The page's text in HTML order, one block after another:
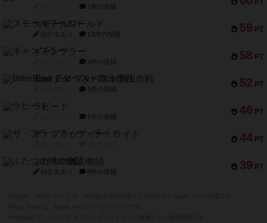
PT
1件の投稿
59 PT
スモールワールド
紹介文あり 13件の投稿
58 PT
ギャンブラー
2件の投稿
52 PT
Bitter End ブタペスト救出作戦
1件の投稿
46 PT
ラピード
1件の投稿
44 PT
ザ・フラッフィー・ライト
39 PT
ふたつの城の物語
紹介文あり 6件の投稿